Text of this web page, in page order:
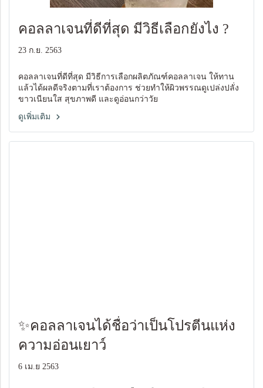
คอลลาเจนที่ดีที่สุด มีวิธีเลือกยังไง ?
23 ก.ย. 2563
คอลลาเจนที่ดีที่สุด มีวิธีการเลือกผลิตภัณฑ์คอลลาเจน ให้ทาน
แล้วได้ผลดีจริงตามที่เราต้องการ ช่วยทำให้ผิวพรรณดูเปล่งปลั่ง
ขาวเนียนใส สุขภาพดี และดูอ่อนกว่าวัย
ดูเพิ่มเติม
✨คอลลาเจนได้ชื่อว่าเป็นโปรตีนแห่ง
ความอ่อนเยาว์
6 เม.ย 2563